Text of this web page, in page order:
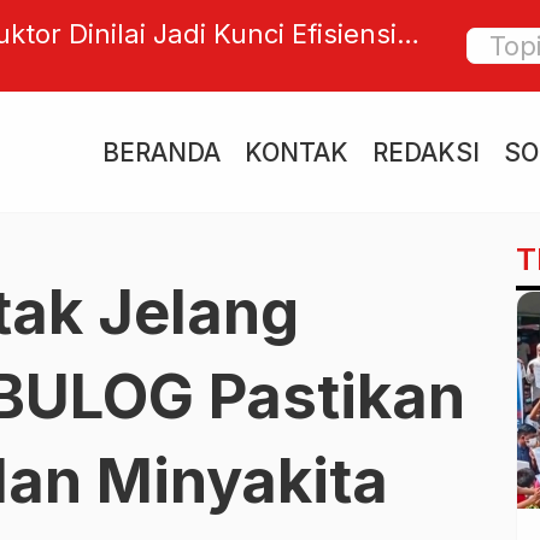
Minyak Goreng Bekas Jadi
BERANDA KONTAK REDAKSI
Jelang
Pastikan
Minyakita